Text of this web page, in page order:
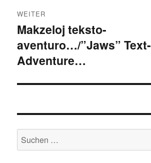
WEITER
Nächster
Beitrag:
Makzeloj teksto-
aventuro…/”Jaws” Text-
Adventure…
Suchen
nach: